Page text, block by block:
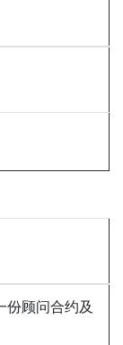
份顾问合约及